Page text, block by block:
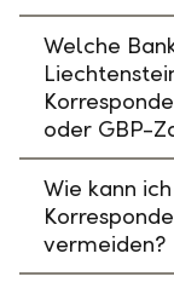
Welche
oder GBP-
Wie kann ich
vermeiden?